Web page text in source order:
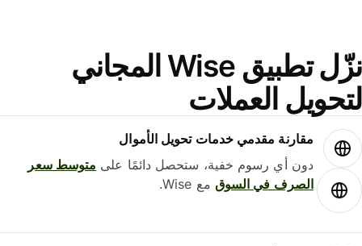
نزّل تطبيق Wise المجاني
العملات
مقارنة مقدمي خدمات تحويل الأموال
دون أي رسوم خفية، ستحصل دائمًا علىمتوسط ​​سعر
الصرف في السوقمع Wise.